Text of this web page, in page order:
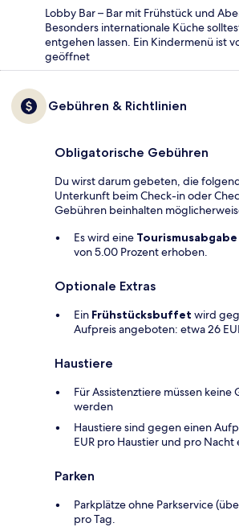
Lobby Bar – Bar mit Frühstück und
Besonders internationale Küche
entgehen lassen. Ein Kindermenü ist
geöffnet
Gebühren & Richtlinien
Obligatorische Gebühren
Du wirst darum gebeten, die
Unterkunft beim Check-in oder
Gebühren beinhalten
Es wird eine Tourismusabgabe
von 5.00 Prozent erhoben.
Optionale Extras
Ein Frühstücksbuffet wird
Aufpreis angeboten: etwa 26
Haustiere
Für Assistenztiere müssen
werden
Haustiere sind gegen einen
EUR pro Haustier und pro Nacht
Parken
Parkplätze ohne Parkservice
pro Tag.